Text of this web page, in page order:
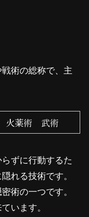
術の総称で、主
薬術 武術
ずに行動するた
れる技術です。
術の一つです。
います。